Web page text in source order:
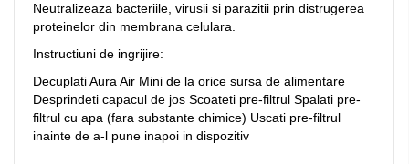
Neutralizeaza bacteriile, virusii si parazitii prin distrugerea
proteinelor din membrana celulara.
Instructiuni de ingrijire:
Decuplati Aura Air Mini de la orice sursa de alimentare
Desprindeti capacul de jos Scoateti pre-filtrul Spalati pre-
filtrul cu apa (fara substante chimice) Uscati pre-filtrul
inainte de a-l pune inapoi in dispozitiv